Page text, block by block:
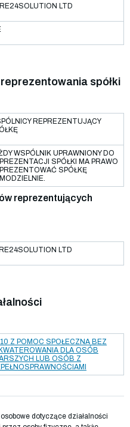
LTD
spółki
REPREZENTUJĄCY
WSPÓLNIK UPRAWNIONY DO
SPÓŁKI MA PRAWO
SPÓŁKĘ
reprezentujących
LTD
Z POMOC SPOŁECZNA BEZ
DLA OSÓB
LUB OSÓB Z
dotyczące działalności